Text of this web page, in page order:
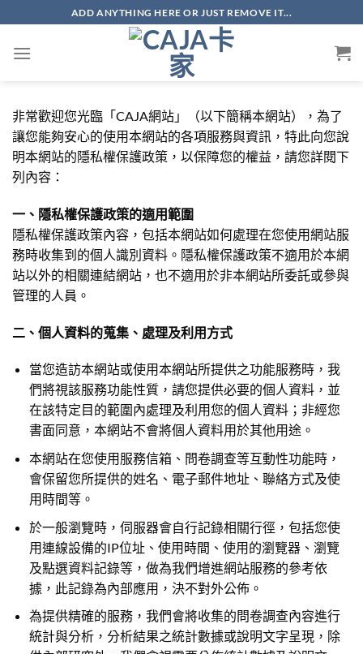
to
content
ADD ANYTHING HERE OR JUST REMOVE IT...
非常歡迎您光臨「CAJA網站」（以下簡稱本網站），為了
讓您能夠安心的使用本網站的各項服務與資訊，特此向您說
明本網站的隱私權保護政策，以保障您的權益，請您詳閱下
列內容：
一、隱私權保護政策的適用範圍
隱私權保護政策內容，包括本網站如何處理在您使用網站服
務時收集到的個人識別資料。隱私權保護政策不適用於本網
站以外的相關連結網站，也不適用於非本網站所委託或參與
管理的人員。
二、個人資料的蒐集、處理及利用方式
當您造訪本網站或使用本網站所提供之功能服務時，我
們將視該服務功能性質，請您提供必要的個人資料，並
在該特定目的範圍內處理及利用您的個人資料；非經您
書面同意，本網站不會將個人資料用於其他用途。
本網站在您使用服務信箱、問卷調查等互動性功能時，
會保留您所提供的姓名、電子郵件地址、聯絡方式及使
用時間等。
於一般瀏覽時，伺服器會自行記錄相關行徑，包括您使
用連線設備的IP位址、使用時間、使用的瀏覽器、瀏覽
及點選資料記錄等，做為我們增進網站服務的參考依
據，此記錄為內部應用，決不對外公佈。
為提供精確的服務，我們會將收集的問卷調查內容進行
統計與分析，分析結果之統計數據或說明文字呈現，除